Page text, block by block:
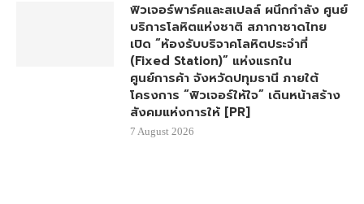
ฟิวเจอร์พาร์คและสเปลล์ ผนึกกำลัง ศูนย์
บริการโลหิตแห่งชาติ สภากาชาดไทย
เปิด “ห้องรับบริจาคโลหิตประจำที่
(Fixed Station)” แห่งแรกใน
ศูนย์การค้า จังหวัดปทุมธานี ภายใต้
โครงการ “ฟิวเจอร์ให้ใจ” เดินหน้าสร้าง
สังคมแห่งการให้ [PR]
7 August 2026